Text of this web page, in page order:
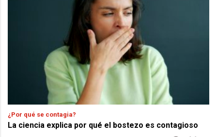
¿Por qué se contagia?
La ciencia explica por qué el bostezo es contagioso